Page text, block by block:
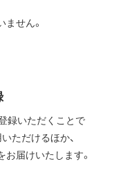
せん。
録いただくことで
ただけるほか、
届けいたします。